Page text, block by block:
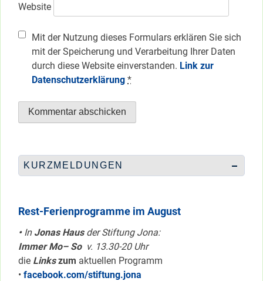
Website
Mit der Nutzung dieses Formulars erklären Sie sich
mit der Speicherung und Verarbeitung Ihrer Daten
durch diese Website einverstanden. Link zur
Datenschutzerklärung *
KURZMELDUNGEN
Rest-Ferienprogramme im August
•InJonas Hausder Stiftung Jona:
Immer Mo– So v. 13.30-20 Uhr
die Linkszum aktuellen Programm
• facebook.com/stiftung.jona